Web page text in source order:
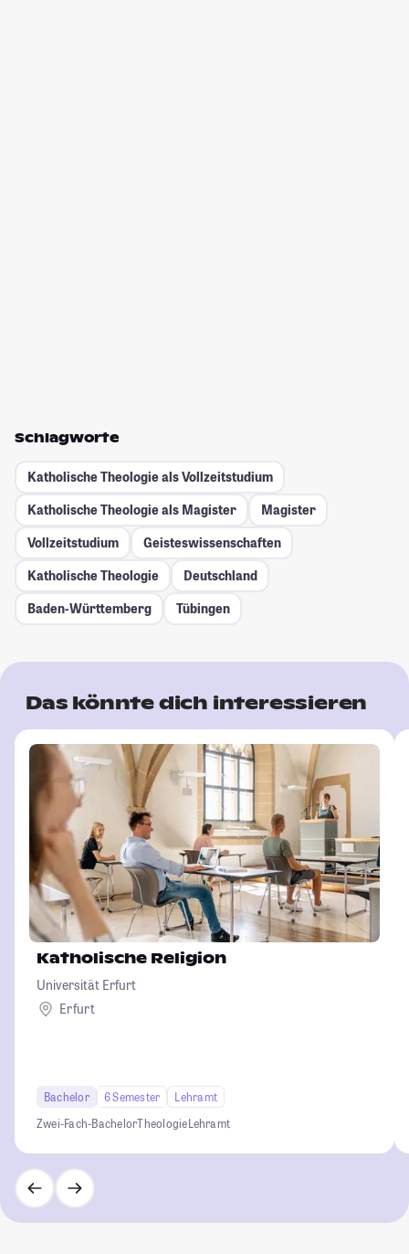
Schlagworte
Katholische Theologie als Vollzeitstudium
Katholische Theologie als Magister
Magister
Vollzeitstudium
Geisteswissenschaften
Katholische Theologie
Deutschland
Baden-Württemberg
Tübingen
Das könnte dich interessieren
Katholische Religion
Universität Erfurt
Erfurt
Bachelor 6 Semester
Lehramt
Zwei-Fach-BachelorTheologieLehramt